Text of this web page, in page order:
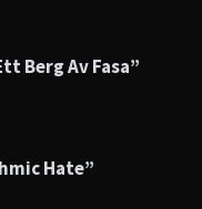
Berg Av Fasa”
Hate”